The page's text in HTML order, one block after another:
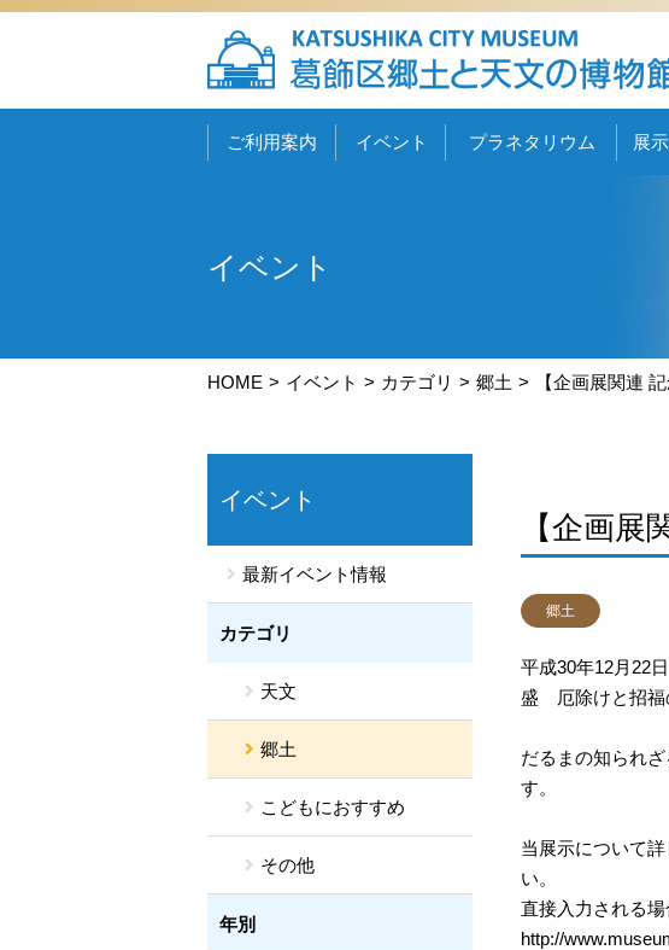
ご利用案内 イベント プラネタリウム 展示
イベント
HOME イベント カテゴリ 郷土 【企画展関連
イベント
最新イベント情報
カテゴリ
天文
郷土
こどもにおすすめ
その他
年別
【企画
郷土
平成30年12月22
盛 厄除けと招福
だるまの知られ
す。
当展示について
い。
直接入力される場
http://